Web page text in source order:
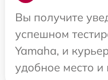
Вы получите
успешном
Yamaha, и
удобное место и